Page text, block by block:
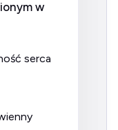
w
serca